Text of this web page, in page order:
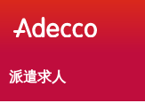
派遣求人